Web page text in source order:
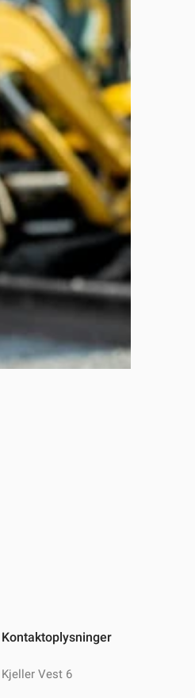
Kontaktoplysninger
Kjeller Vest 6